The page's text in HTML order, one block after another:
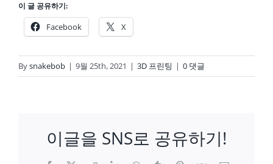
이 글 공유하기:
Facebook X
Bysnakebob | 9월 25th, 2021 | 3D 프린팅 | 0 댓글
이글을 SNS로 공유하기!